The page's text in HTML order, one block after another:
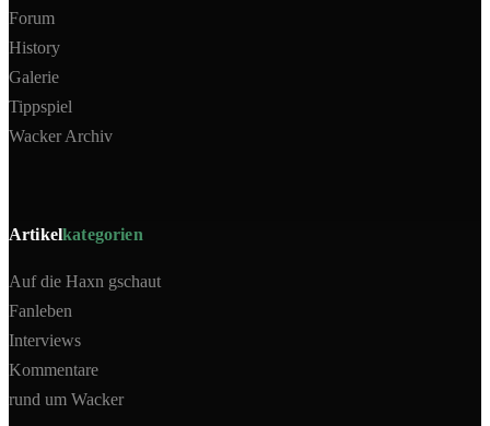
Forum
History
Galerie
Tippspiel
Wacker Archiv
Artikelkategorien
Auf die Haxn gschaut
Fanleben
Interviews
Kommentare
rund um Wacker